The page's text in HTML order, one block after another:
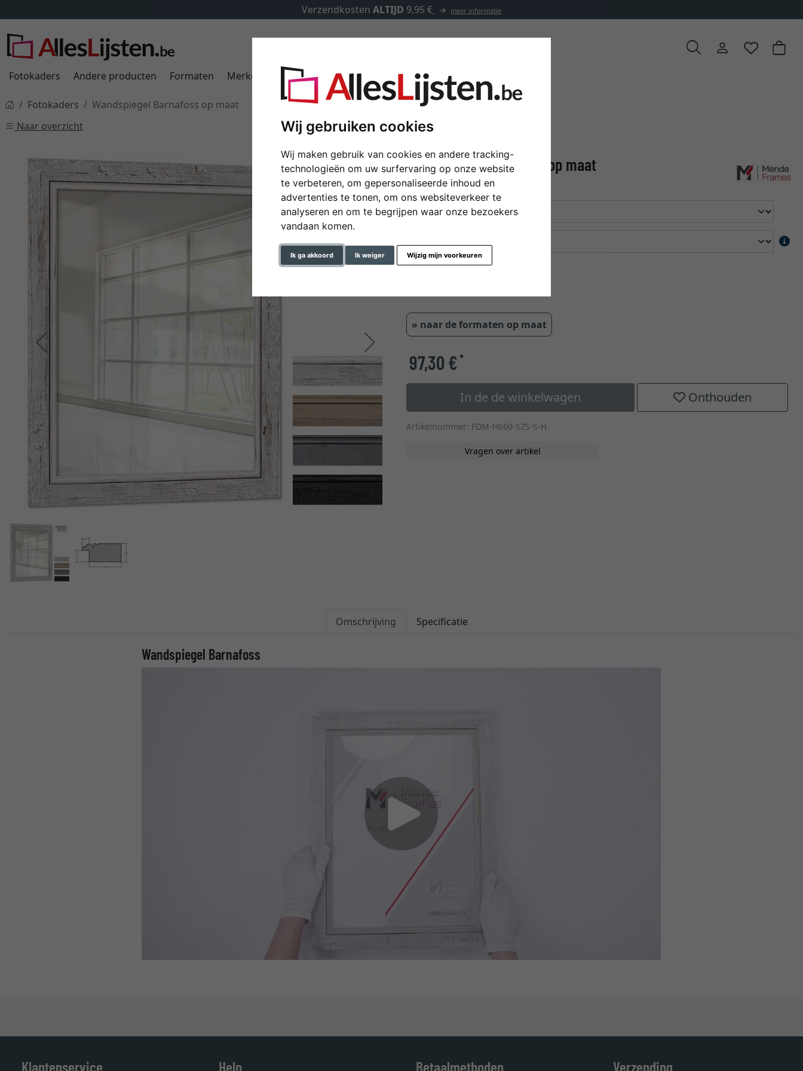
Wij gebruiken cookies
Wij maken gebruik van cookies en andere tracking-
technologieën om uw surfervaring op onze website
te verbeteren, om gepersonaliseerde inhoud en
advertenties te tonen, om ons websiteverkeer te
analyseren en om te begrijpen waar onze bezoekers
vandaan komen.
Ik ga akkoord Ik weiger Wijzig mijn voorkeuren
Verzendkosten ALTIJD 9,95 € meer informatie
Fotokaders Andere producten Formaten Merken Kaders op maat Passe-partouts Toebehoren
Fotokaders
Wandspiegel Barnafoss op maat
Naar overzicht
Terug Verder
Wandspiegel Barnafoss op maat
kleur
» naar de formaten op maat
97,30 €*
In de de winkelwagen Onthouden
Artikelnummer: FDM-H660-SZS-S-H
Vragen over artikel
Omschrijving Specificatie
Wandspiegel Barnafoss
Klantenservice Help Betaalmethoden Verzending